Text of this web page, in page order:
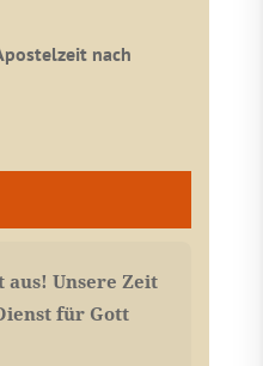
nach
aus! Unsere Zeit
für Gott